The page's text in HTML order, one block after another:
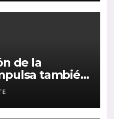
de la
también
récord
de la
2025